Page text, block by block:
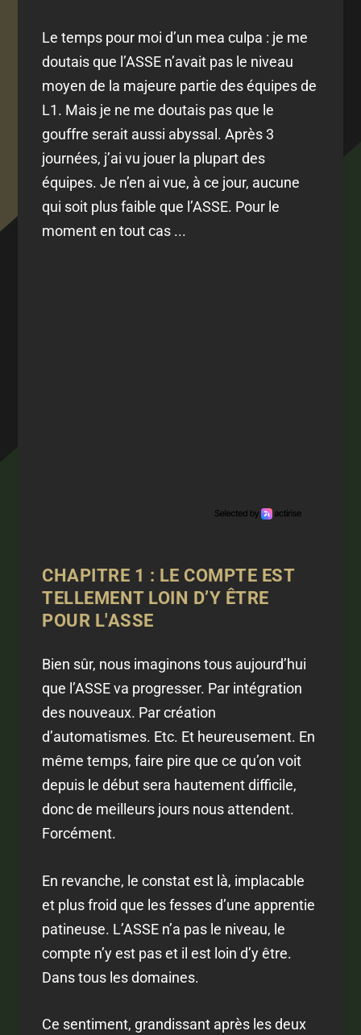
Le temps pour moi d’un mea culpa : je me
doutais que l’ASSE n’avait pas le niveau
moyen de la majeure partie des équipes de
L1. Mais je ne me doutais pas que le
gouffre serait aussi abyssal. Après 3
journées, j’ai vu jouer la plupart des
équipes. Je n’en ai vue, à ce jour, aucune
qui soit plus faible que l’ASSE. Pour le
moment en tout cas ...
CHAPITRE 1 : LE COMPTE EST
TELLEMENT LOIN D’Y ÊTRE
POUR L'ASSE
Bien sûr, nous imaginons tous aujourd’hui
que l’ASSE va progresser. Par intégration
des nouveaux. Par création
d’automatismes. Etc. Et heureusement. En
même temps, faire pire que ce qu’on voit
depuis le début sera hautement difficile,
donc de meilleurs jours nous attendent.
Forcément.
En revanche, le constat est là, implacable
et plus froid que les fesses d’une apprentie
patineuse. L’ASSE n’a pas le niveau, le
compte n’y est pas et il est loin d’y être.
Dans tous les domaines.
Ce sentiment, grandissant après les deux